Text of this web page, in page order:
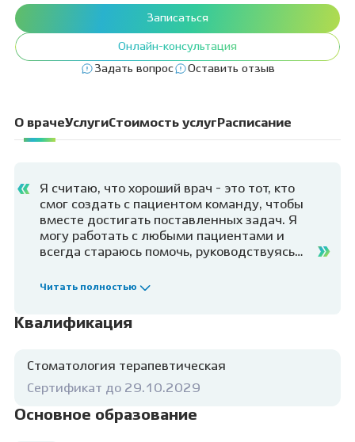
Записаться
Онлайн-консультация
Задать вопрос
Оставить отзыв
О врачеУслугиСтоимость услуг Расписание
Я считаю, что хороший врач - это тот, кто
смог создать с пациентом команду, чтобы
вместе достигать поставленных задач. Я
могу работать с любыми пациентами и
всегда стараюсь помочь, руководствуясь
нужд врача". Желаю каждому пациенту
ходить на приём к стоматологу как на
праздник!
Читать полностью
Квалификация
Стоматология терапевтическая
Сертификат до 29.10.2029
Основное образование